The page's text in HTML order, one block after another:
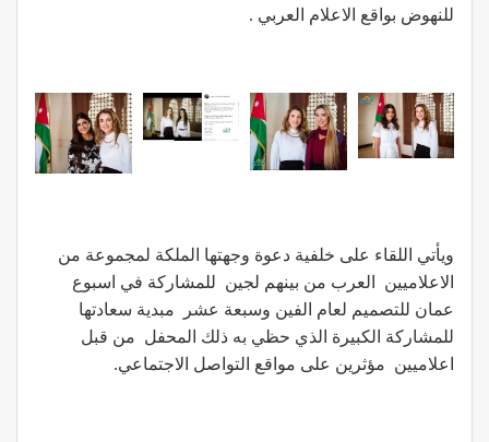
للنهوض بواقع الاعلام العربي .
ويأتي اللقاء على خلفية دعوة وجهتها الملكة لمجموعة من
الاعلاميين العرب من بينهم لجين للمشاركة في اسبوع
عمان للتصميم لعام الفين وسبعة عشر مبدية سعادتها
للمشاركة الكبيرة الذي حظي به ذلك المحفل من قبل
اعلاميين مؤثرين على مواقع التواصل الاجتماعي.